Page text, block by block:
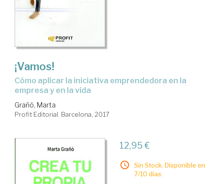
¡Vamos!
cómo aplicar la iniciativa emprendedora en la
empresa y en la vida
Grañó, Marta
Profit Editorial. Barcelona, 2017
12,95 €
Sin Stock. Disponible en
7/10 días.